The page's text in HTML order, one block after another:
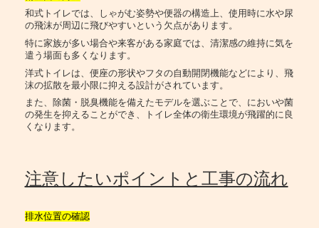
和式トイレでは、しゃがむ姿勢や便器の構造上、使用時に水や尿
の飛沫が周辺に飛びやすいという欠点があります。
特に家族が多い場合や来客がある家庭では、清潔感の維持に気を
遣う場面も多くなります。
洋式トイレは、便座の形状やフタの自動開閉機能などにより、飛
沫の拡散を最小限に抑える設計がされています。
また、除菌・脱臭機能を備えたモデルを選ぶことで、においや菌
の発生を抑えることができ、トイレ全体の衛生環境が飛躍的に良
くなります。
注意したいポイントと工事の流れ
排水位置の確認